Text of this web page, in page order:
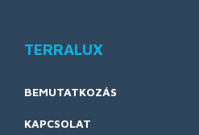
TERRALUX
BEMUTATKOZÁS
KAPCSOLAT